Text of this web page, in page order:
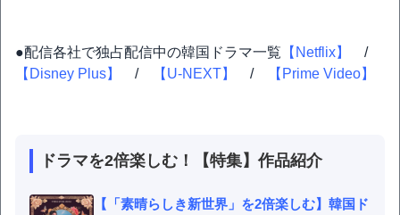
●配信各社で独占配信中の韓国ドラマ一覧 【Netflix】
/
【Disney Plus】
/ 【U-NEXT】 / 【Prime Video】
ドラマを2倍楽しむ！【特集】作品紹介
【「素晴らしき新世界」を2倍楽しむ】韓国ド